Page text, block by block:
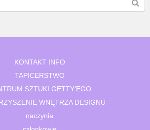
KONTAKT INFO
TAPICERSTWO
SZTUKI GETTY’EGO
WNĘTRZA DESIGNU
naczynia